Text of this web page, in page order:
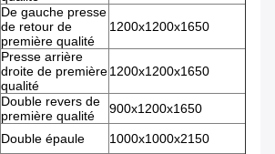
De gauche presse
de retour de
première qualité
1200x1200x1650
Presse arrière
droite de première
qualité
1200x1200x1650
Double revers de
première qualité
900x1200x1650
Double épaule 1000x1000x2150